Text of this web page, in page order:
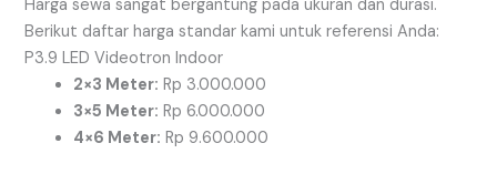
Harga sewa sangat bergantung pada ukuran dan durasi.
Berikut daftar harga standar kami untuk referensi Anda:
P3.9 LED Videotron Indoor
2×3 Meter: Rp 3.000.000
3×5 Meter: Rp 6.000.000
4×6 Meter: Rp 9.600.000